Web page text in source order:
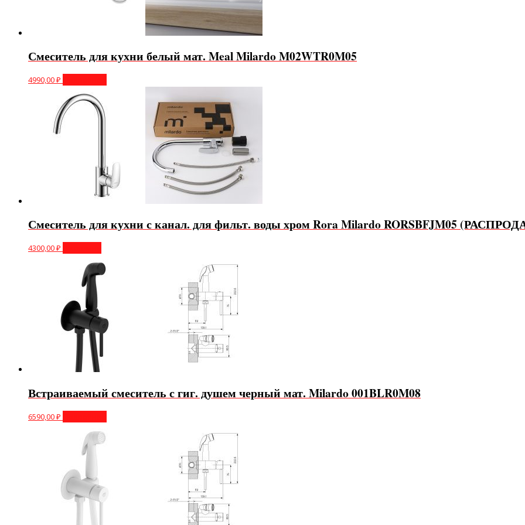
Смеситель для кухни белый мат. Meal Milardo M02WTR0M05
4990,00₽
Смеситель для кухни с канал. для фильт. воды хром Rora Milardo RORSBFJM05
4300,00₽
Встраиваемый смеситель с гиг. душем черный мат. Milardo 001BLR0M08
6590,00₽